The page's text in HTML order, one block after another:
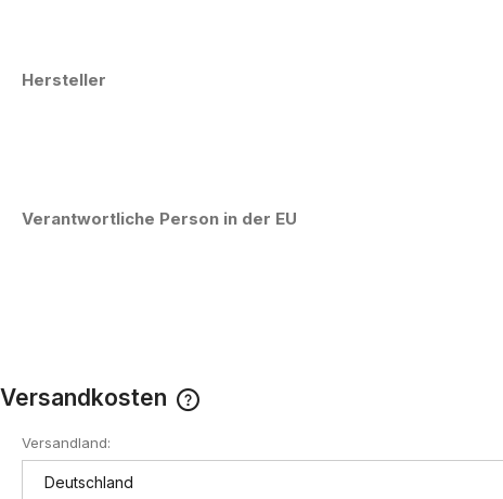
Hersteller
Verantwortliche Person in der EU
Versandkosten
Versandland: